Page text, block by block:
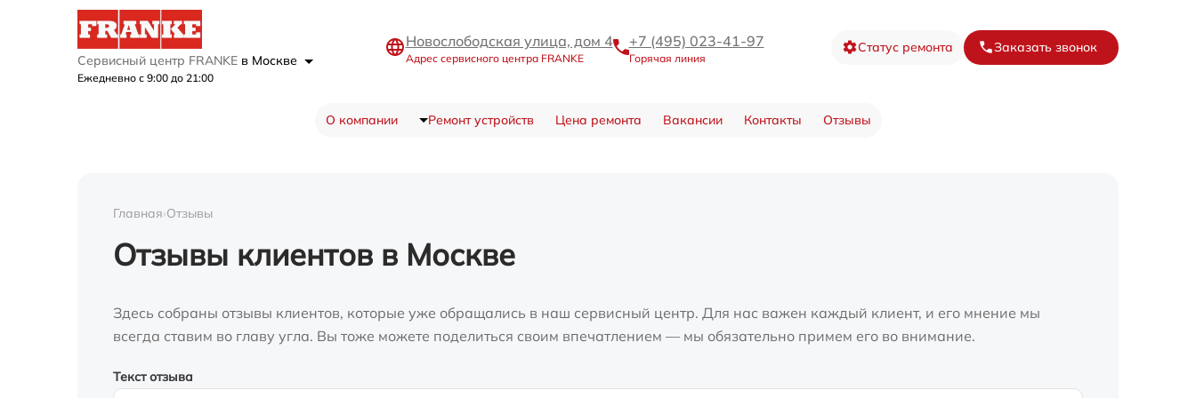
Сервисный центр FRANKE в Москве
Ежедневно с 9:00 до 21:00
Новослободская улица, дом 4
Адрес сервисного центра FRANKE
+7 (495) 023-41-97
Горячая линия
Статус ремонта Заказать звонок
О компании Ремонт устройств Цена ремонта Вакансии Контакты Отзывы
Главная›Отзывы
Отзывы клиентов в Москве
Здесь собраны отзывы клиентов, которые уже обращались в наш сервисный центр. Для нас важен каждый клиент, и его мнение мы
всегда ставим во главу угла. Вы тоже можете поделиться своим впечатлением — мы обязательно примем его во внимание.
Текст отзыва